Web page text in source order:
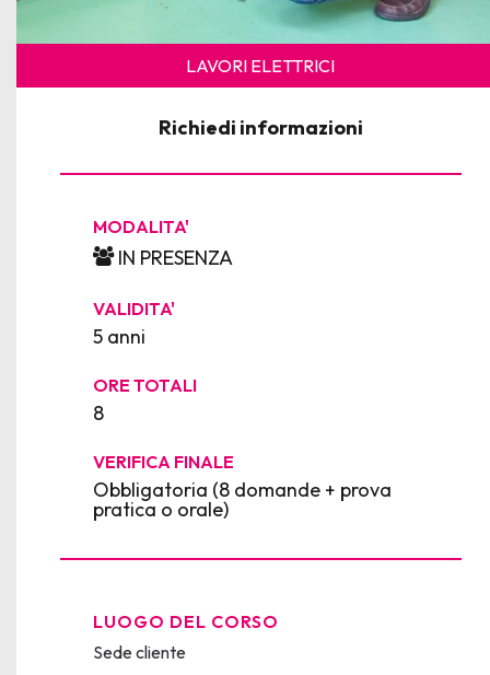
LAVORI ELETTRICI
Richiedi informazioni
MODALITA'
IN PRESENZA
VALIDITA'
5 anni
ORE TOTALI
8
VERIFICA FINALE
Obbligatoria (8 domande + prova
pratica o orale)
LUOGO DEL CORSO
Sede cliente